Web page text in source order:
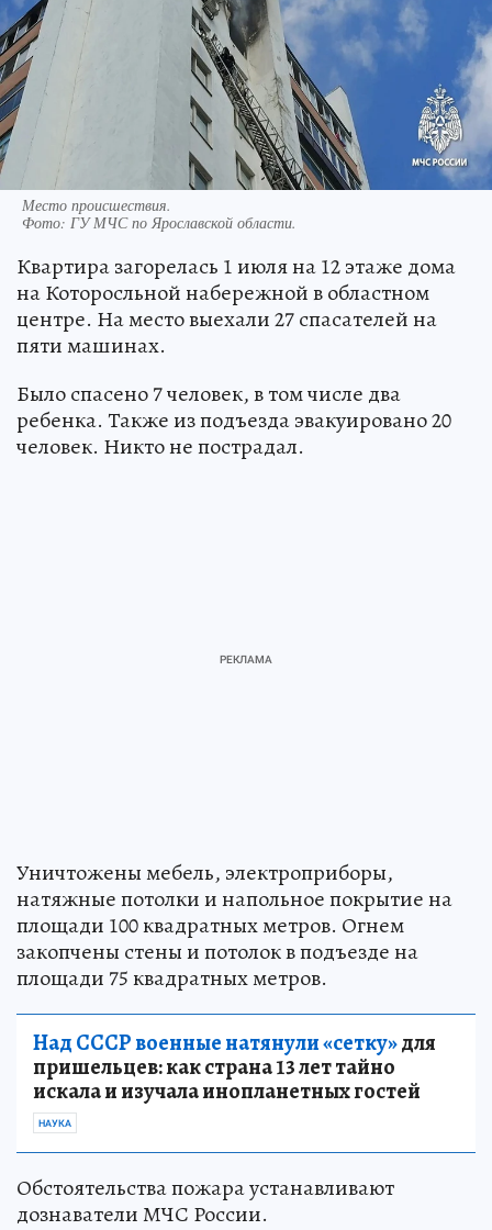
Место происшествия.
Фото: ГУ МЧС по Ярославской области.
Квартира загорелась 1 июля на 12 этаже дома
на Которосльной набережной в областном
центре. На место выехали 27 спасателей на
пяти машинах.
Было спасено 7 человек, в том числе два
ребенка. Также из подъезда эвакуировано 20
человек. Никто не пострадал.
Уничтожены мебель, электроприборы,
натяжные потолки и напольное покрытие на
площади 100 квадратных метров. Огнем
закопчены стены и потолок в подъезде на
площади 75 квадратных метров.
Над СССР военные натянули «сетку»для
пришельцев: как страна 13 лет тайно
искала и изучала инопланетных гостей
НАУКА
Обстоятельства пожара устанавливают
дознаватели МЧС России.